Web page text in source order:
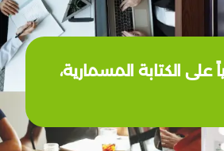
طابور هليل، مدرس الاجتماعيات في قضاء البعاج، 30 طالباً سنوياً على الكتابة المسمارية،